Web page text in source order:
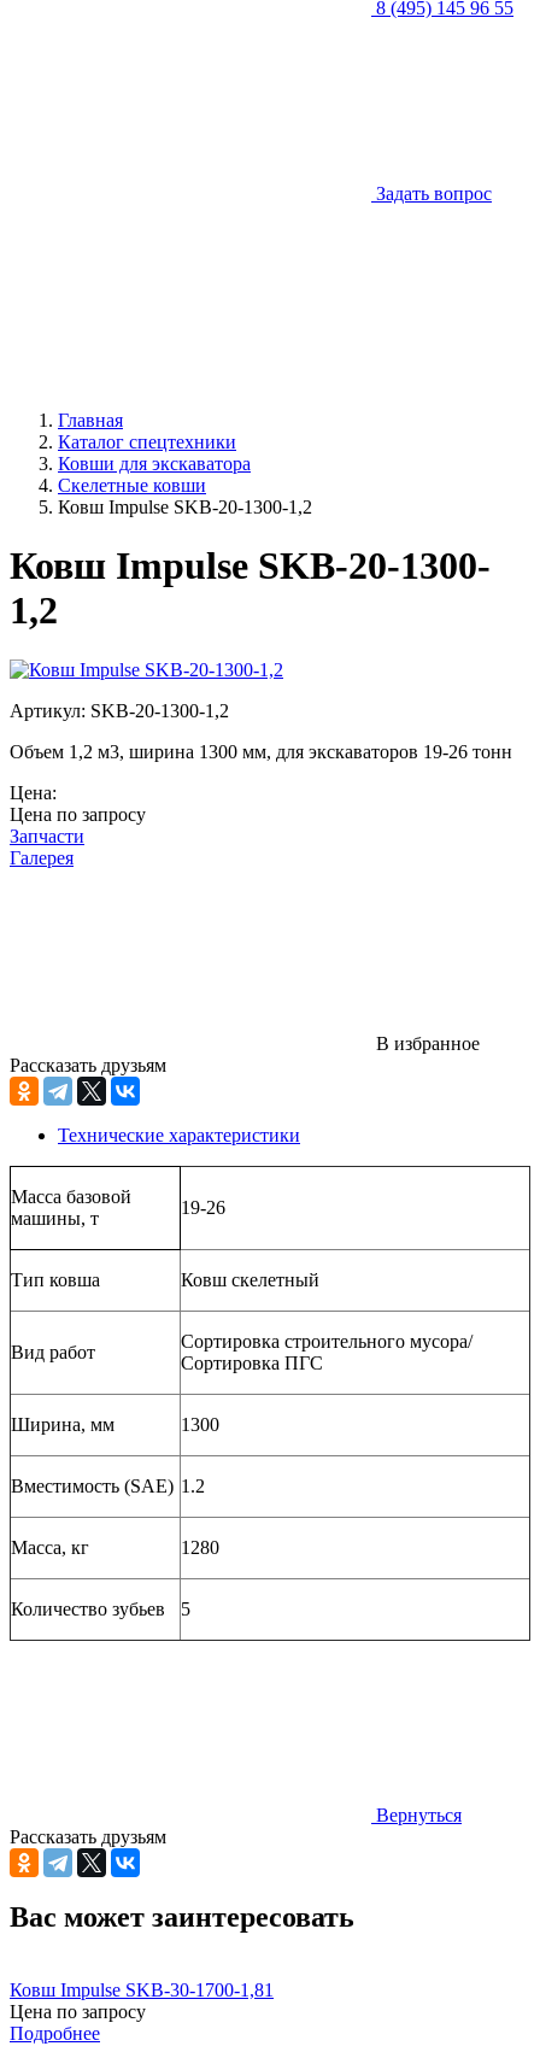
8 (495) 145 96 55
Задать вопрос
Главная
Каталог спецтехники
Ковши для экскаватора
Скелетные ковши
Ковш Impulse SKB-20-1300-1,2
Ковш Impulse SKB-20-1300-
1,2
Артикул: SKB-20-1300-1,2
Объем 1,2 м3, ширина 1300 мм, для экскаваторов 19-26 тонн
Цена:
Цена по запросу
Запчасти
Галерея
В избранное
Рассказать друзьям
Технические характеристики
Масса базовой
машины, т
19-26
Тип ковша Ковш скелетный
Вид работ
Сортировка строительного мусора/
Сортировка ПГС
Ширина, мм 1300
Вместимость (SAE) 1.2
Масса, кг 1280
Количество зубьев 5
Вернуться
Рассказать друзьям
Вас может заинтересовать
Ковш Impulse SKB-30-1700-1,81
Цена по запросу
Подробнее